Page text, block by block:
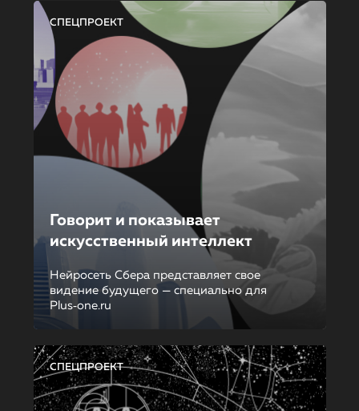
СПЕЦПРОЕКТ
Говорит и показывает
искусственный интеллект
Нейросеть Сбера представляет свое
видение будущего — специально для
Plus‑one.ru
СПЕЦПРОЕКТ